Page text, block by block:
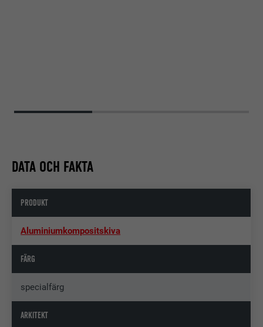
DATA OCH FAKTA
PRODUKT
Aluminiumkompositskiva
FÄRG
specialfärg
ARKITEKT